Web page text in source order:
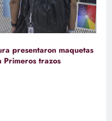
presentaron maquetas
Primeros trazos